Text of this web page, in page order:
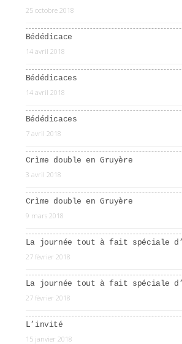
25 octobre 2018
Bédédicace
14 avril 2018
Bédédicaces
14 avril 2018
Bédédicaces
7 avril 2018
Crìme double en Gruyère
3 avril 2018
Crìme double en Gruyère
9 mars 2018
La journée tout à fait spéciale
27 février 2018
La journée tout à fait spéciale
27 février 2018
L’invité
15 janvier 2018